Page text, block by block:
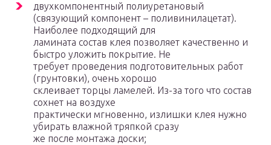
двухкомпонентный полиуретановый
(связующий компонент – поливинилацетат).
Наиболее подходящий для
ламината состав клея позволяет качественно и
быстро уложить покрытие. Не
требует проведения подготовительных работ
(грунтовки), очень хорошо
склеивает торцы ламелей. Из-за того что состав
сохнет на воздухе
практически мгновенно, излишки клея нужно
убирать влажной тряпкой сразу
же после монтажа доски;